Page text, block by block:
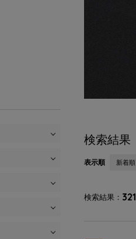
検索結果
表示順 新着順
検索結果 321